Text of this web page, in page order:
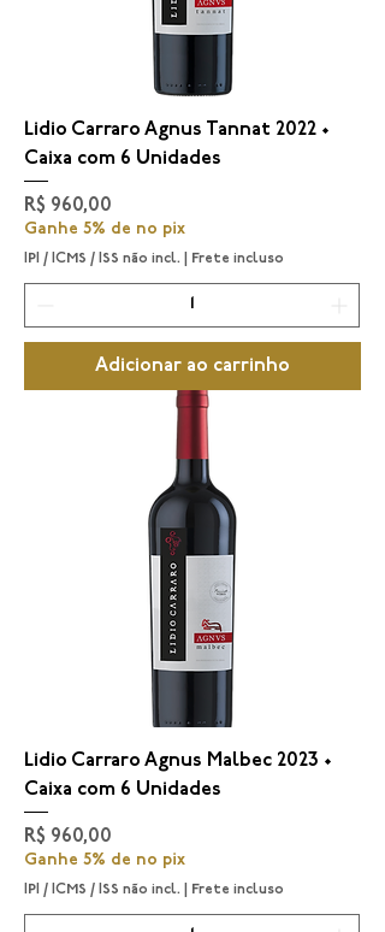
Lidio Carraro Agnus Tannat 2022 •
Caixa com 6 Unidades
Preço
R$ 960,00
Ganhe 5% de no pix
IPI / ICMS / ISS não incl. Frete incluso
Adicionar ao carrinho
Lidio Carraro Agnus Malbec 2023 •
Caixa com 6 Unidades
Preço
R$ 960,00
Ganhe 5% de no pix
IPI / ICMS / ISS não incl. Frete incluso